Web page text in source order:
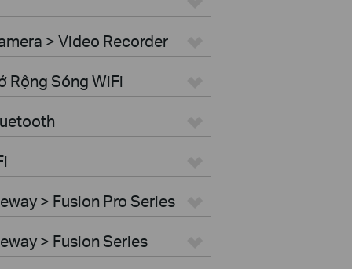
> Video Recorder
Rộng Sóng WiFi
> Fusion Pro Series
> Fusion Series